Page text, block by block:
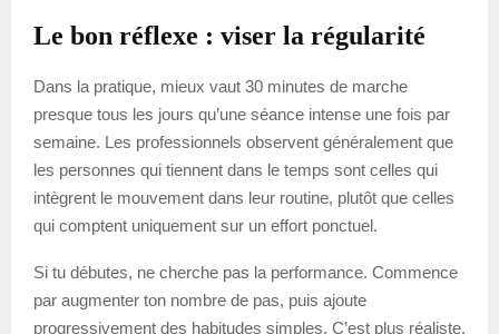
Le bon réflexe : viser la régularité
Dans la pratique, mieux vaut 30 minutes de marche
presque tous les jours qu’une séance intense une fois par
semaine. Les professionnels observent généralement que
les personnes qui tiennent dans le temps sont celles qui
intègrent le mouvement dans leur routine, plutôt que celles
qui comptent uniquement sur un effort ponctuel.
Si tu débutes, ne cherche pas la performance. Commence
par augmenter ton nombre de pas, puis ajoute
progressivement des habitudes simples. C’est plus réaliste,